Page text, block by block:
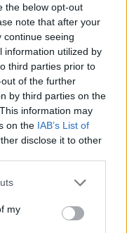
the below opt-out
note that after your
continue seeing
information utilized by
third parties prior to
of the further
by third parties on the
information may
on the IAB’s List of
disclose it to other
my
ΤΕΕ Καλύμνου και
σκληρή απάντηση